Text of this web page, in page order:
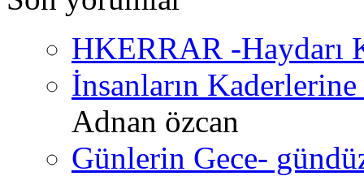
HKERRAR -Haydarı
İnsanların
Adnan özcan
Günlerin Gece-